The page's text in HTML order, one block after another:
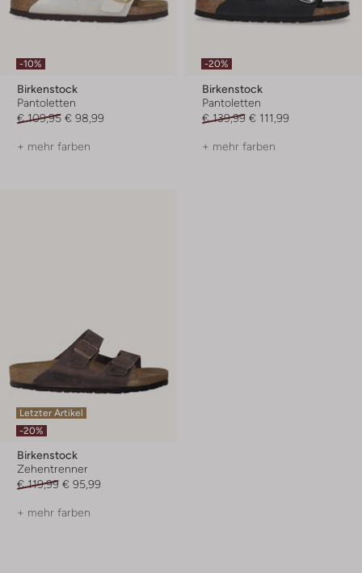
-10%
Birkenstock
Pantoletten
€ 109,95 € 98,99
+ mehr farben
-20%
Birkenstock
Pantoletten
€ 139,99 € 111,99
+ mehr farben
Letzter Artikel
-20%
Birkenstock
Zehentrenner
€ 119,99 € 95,99
+ mehr farben